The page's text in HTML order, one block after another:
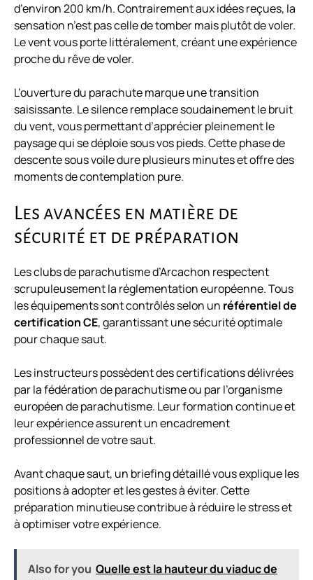
d’environ 200 km/h. Contrairement aux idées reçues, la
sensation n’est pas celle de tomber mais plutôt de voler.
Le vent vous porte littéralement, créant une expérience
proche du rêve de voler.
L’ouverture du parachute marque une transition
saisissante. Le silence remplace soudainement le bruit
du vent, vous permettant d’apprécier pleinement le
paysage qui se déploie sous vos pieds. Cette phase de
descente sous voile dure plusieurs minutes et offre des
moments de contemplation pure.
Les avancées en matière de
sécurité et de préparation
Les clubs de parachutisme d’Arcachon respectent
scrupuleusement la réglementation européenne. Tous
les équipements sont contrôlés selon un référentiel de
certification CE, garantissant une sécurité optimale
pour chaque saut.
Les instructeurs possèdent des certifications délivrées
par la fédération de parachutisme ou par l’organisme
européen de parachutisme. Leur formation continue et
leur expérience assurent un encadrement
professionnel de votre saut.
Avant chaque saut, un briefing détaillé vous explique les
positions à adopter et les gestes à éviter. Cette
préparation minutieuse contribue à réduire le stress et
à optimiser votre expérience.
Also for you Quelle est la hauteur du viaduc de